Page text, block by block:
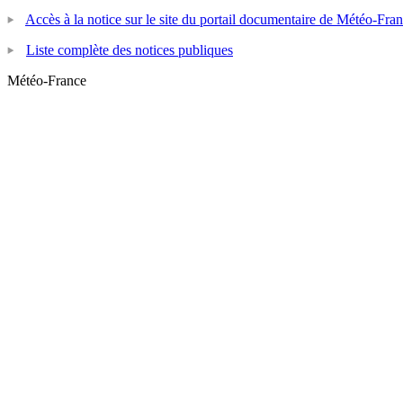
Accès à la notice sur le site du portail documentaire de Météo-
Liste complète des notices publiques
Météo-France